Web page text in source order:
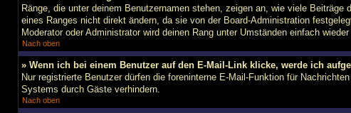
Ränge, die unter deinem Benutzernamen stehen, zeigen an, wie viele
eines Ranges nicht direkt ändern, da sie von der Board-Administration
Moderator oder Administrator wird deinen Rang unter Umständen einfach
Nach oben
» Wenn ich bei einem Benutzer auf den E-Mail-Link klicke, werde ich
Nur registrierte Benutzer dürfen die foreninterne E-Mail-Funktion für
Systems durch Gäste verhindern.
Nach oben